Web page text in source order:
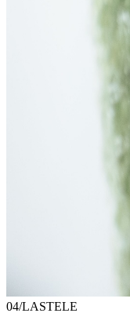
04/LASTELE